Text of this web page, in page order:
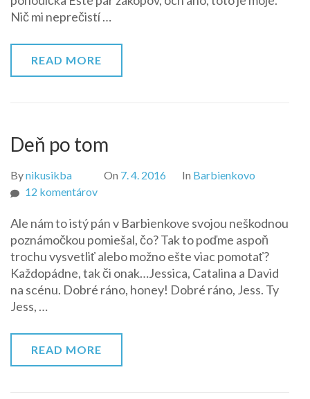
Nič mi neprečistí …
READ MORE
Deň po tom
Bynikusikba On 7. 4. 2016 In Barbienkovo
12 komentárovna
po
tom
Ale nám to istý pán v Barbienkove svojou neškodnou
poznámočkou pomiešal, čo? Tak to poďme aspoň
trochu vysvetliť alebo možno ešte viac pomotať?
Každopádne, tak či onak…Jessica, Catalina a David
na scénu. Dobré ráno, honey! Dobré ráno, Jess. Ty
Jess, …
READ MORE